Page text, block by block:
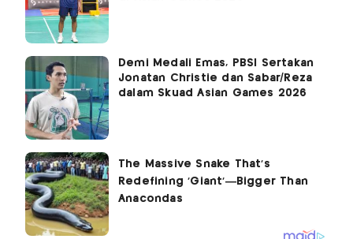
Demi Medali Emas, PBSI Sertakan
Jonatan Christie dan Sabar/Reza
dalam Skuad Asian Games 2026